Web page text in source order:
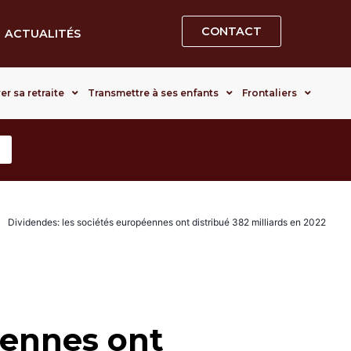
ACTUALITÉS CONTACT
sa retraite Transmettre à ses enfants Frontaliers
Dividendes: les sociétés européennes ont distribué 382 milliards en 2022
ont